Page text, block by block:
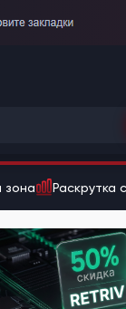
зона Раскрутка